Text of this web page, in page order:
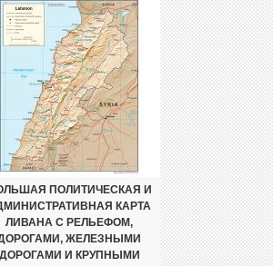
ПОЛИТИЧЕСКАЯ И
КАРТА
ЛИВАНА С РЕЛЬЕФОМ,
ЖЕЛЕЗНЫМИ
ДОРОГАМИ И КРУПНЫМИ